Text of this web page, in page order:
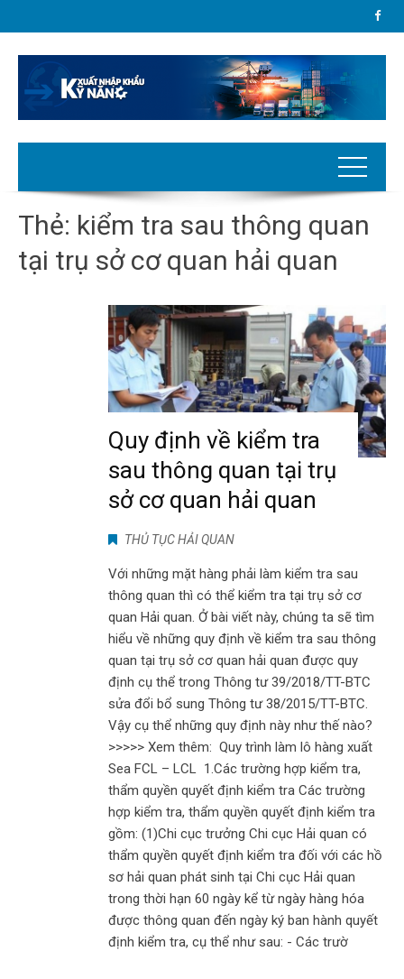
Thẻ: kiểm tra sau thông quan
tại trụ sở cơ quan hải quan
Quy định về kiểm tra
sau thông quan tại trụ
sở cơ quan hải quan
THỦ TỤC HẢI QUAN
Với những mặt hàng phải làm kiểm tra sau
thông quan thì có thể kiểm tra tại trụ sở cơ
quan Hải quan. Ở bài viết này, chúng ta sẽ tìm
hiểu về những quy định về kiểm tra sau thông
quan tại trụ sở cơ quan hải quan được quy
định cụ thể trong Thông tư 39/2018/TT-BTC
sửa đổi bổ sung Thông tư 38/2015/TT-BTC.
Vậy cụ thể những quy định này như thế nào?
>>>>> Xem thêm: Quy trình làm lô hàng xuất
Sea FCL – LCL 1.Các trường hợp kiểm tra,
thẩm quyền quyết định kiểm tra Các trường
hợp kiểm tra, thẩm quyền quyết định kiểm tra
gồm: (1)Chi cục trưởng Chi cục Hải quan có
thẩm quyền quyết định kiểm tra đối với các hồ
sơ hải quan phát sinh tại Chi cục Hải quan
trong thời hạn 60 ngày kể từ ngày hàng hóa
được thông quan đến ngày ký ban hành quyết
định kiểm tra, cụ thể như sau: - Các trườ